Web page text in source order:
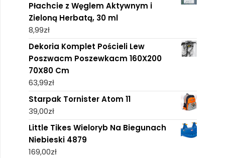
Płachcie z Węglem Aktywnym i
Zieloną Herbatą, 30 ml
8,99zł
Dekoria Komplet Pościeli Lew
Poszwacm Poszewkacm 160X200
70X80 Cm
63,99zł
Starpak Tornister Atom 11
39,00zł
Little Tikes Wieloryb Na Biegunach
Niebieski 4879
169,00zł